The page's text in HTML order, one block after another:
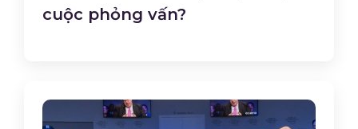
cuộc phỏng vấn?